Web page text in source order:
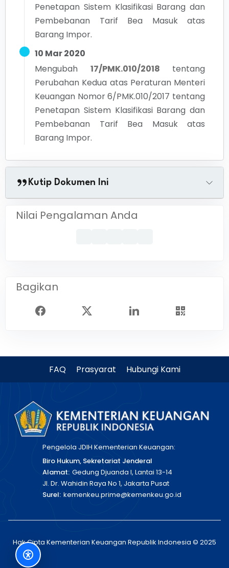
Penetapan Sistem Klasifikasi Barang dan
Pembebanan Tarif Bea Masuk atas
Barang Impor.
10 Mar 2020
Mengubah
17/PMK.010/2018
tentang
Perubahan Kedua atas Peraturan Menteri
Keuangan Nomor 6/PMK.010/2017 tentang
Penetapan Sistem Klasifikasi Barang dan
Pembebanan Tarif Bea Masuk atas
Barang Impor.
Kutip Dokumen Ini
Nilai Pengalaman Anda
Bagikan
FAQ Prasyarat Hubungi Kami
Pengelola JDIH Kementerian Keuangan:
Biro Hukum, Sekretariat Jenderal
Alamat: Gedung Djuanda I, Lantai 13-14
Jl. Dr. Wahidin Raya No 1, Jakarta Pusat
Surel: kemenkeu.prime@kemenkeu.go.id
Hak Cipta Kementerian Keuangan Republik Indonesia © 2025